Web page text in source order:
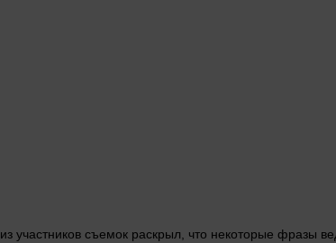
из участников съемок раскрыл, что некоторые фразы